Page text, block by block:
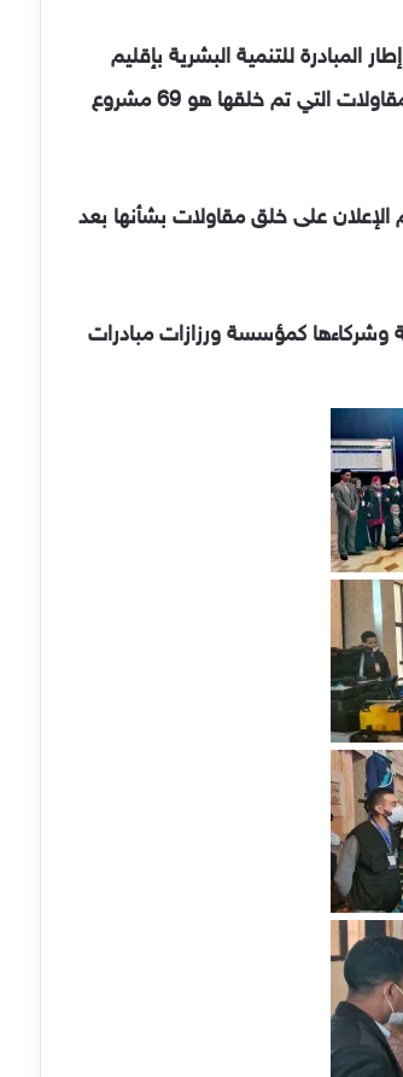
في إطار المبادرة للتنمية البشرية بإقليم
ورزازات مكنت من خلق 135 منصب شغل، ليصبح العدد الكلي للمقاولات التي تم خلقها هو 69 مشروع
سيتم الإعلان على خلق مقاولات بشأنها بعد
وشركاءها كمؤسسة ورزازات مبادرات